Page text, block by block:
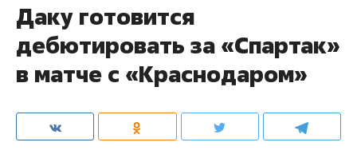
Даку готовится
дебютировать за «Спартак»
в матче с «Краснодаром»